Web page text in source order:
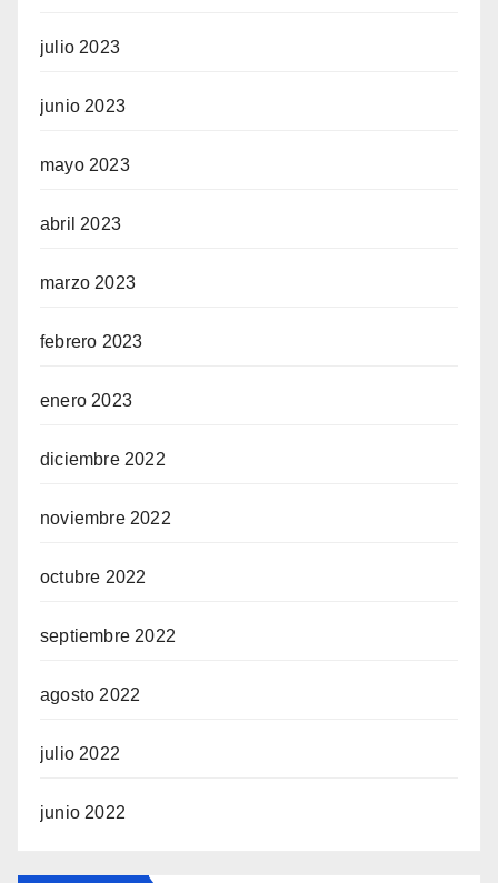
julio 2023
junio 2023
mayo 2023
abril 2023
marzo 2023
febrero 2023
enero 2023
diciembre 2022
noviembre 2022
octubre 2022
septiembre 2022
agosto 2022
julio 2022
junio 2022